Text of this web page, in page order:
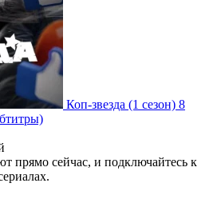
Коп-звезда (1 сезон) 8
прямо сейчас, и подключайтесь к